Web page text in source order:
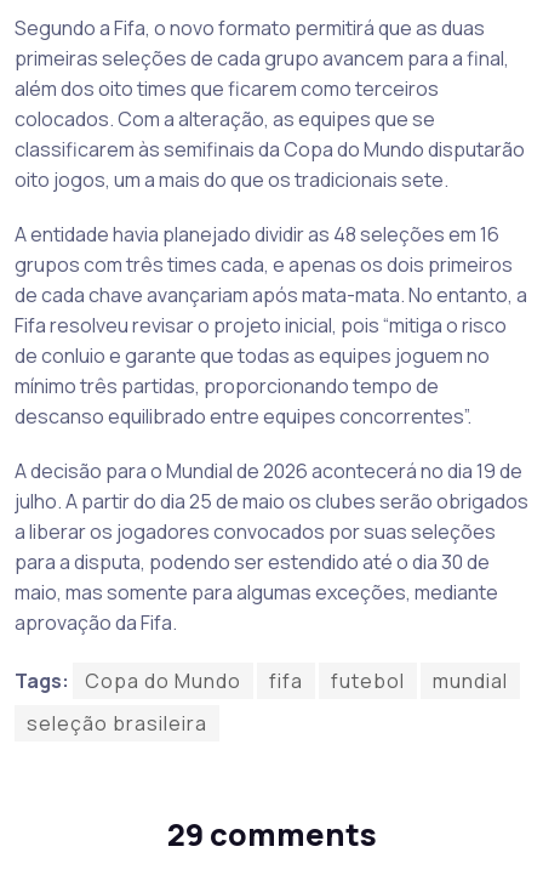
Segundo a Fifa, o novo formato permitirá que as duas
primeiras seleções de cada grupo avancem para a final,
além dos oito times que ficarem como terceiros
colocados. Com a alteração, as equipes que se
classificarem às semifinais da Copa do Mundo disputarão
oito jogos, um a mais do que os tradicionais sete.
A entidade havia planejado dividir as 48 seleções em 16
grupos com três times cada, e apenas os dois primeiros
de cada chave avançariam após mata-mata. No entanto, a
Fifa resolveu revisar o projeto inicial, pois “mitiga o risco
de conluio e garante que todas as equipes joguem no
mínimo três partidas, proporcionando tempo de
descanso equilibrado entre equipes concorrentes”.
A decisão para o Mundial de 2026 acontecerá no dia 19 de
julho. A partir do dia 25 de maio os clubes serão obrigados
a liberar os jogadores convocados por suas seleções
para a disputa, podendo ser estendido até o dia 30 de
maio, mas somente para algumas exceções, mediante
aprovação da Fifa.
Tags: Copa do Mundo fifa futebol
mundial
seleção brasileira
29 comments